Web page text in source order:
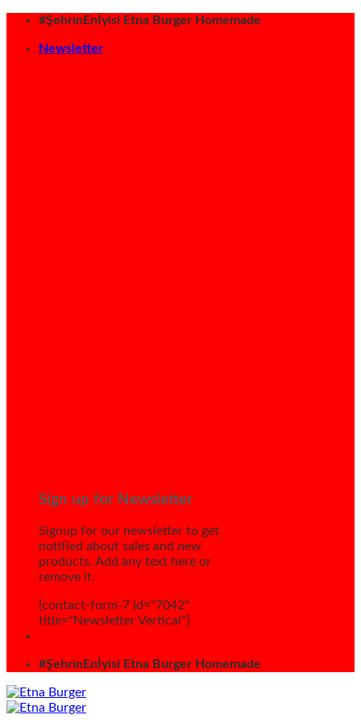
İçeriğe#ŞehrinEnİyisi Etna Burger Homemade
Newsletter
Sign up for Newsletter
Signup for our newsletter to get
notified about sales and new
products. Add any text here or
remove it.
[contact-form-7 id="7042"
title="Newsletter Vertical"]
#ŞehrinEnİyisi Etna Burger Homemade